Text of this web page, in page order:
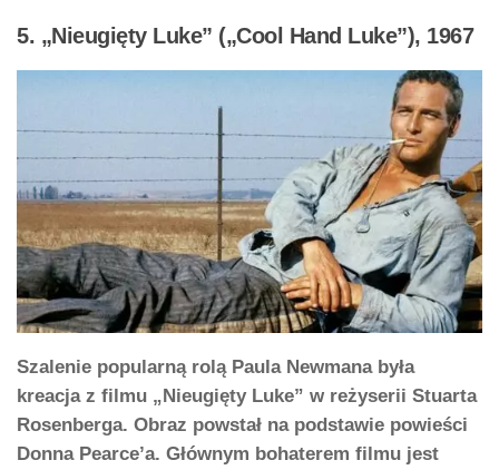
5. „Nieugięty Luke” („Cool Hand Luke”), 1967
Szalenie popularną rolą Paula Newmana była
kreacja z filmu „Nieugięty Luke” w reżyserii Stuarta
Rosenberga. Obraz powstał na podstawie powieści
Donna Pearce’a. Głównym bohaterem filmu jest